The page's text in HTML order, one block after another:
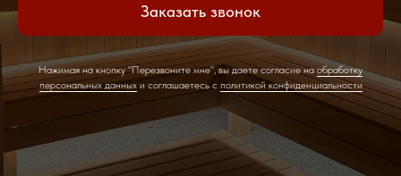
Заказать звонок
Нажимая на кнопку "Перезвоните мне", вы даете согласие наобработку
персональных данныхи соглашаетесь c политикой конфиденциальности